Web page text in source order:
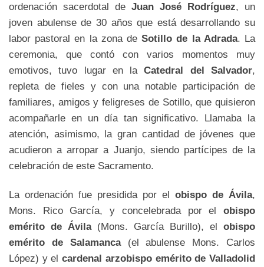
ordenación sacerdotal de Juan José Rodríguez, un
joven abulense de 30 años que está desarrollando su
labor pastoral en la zona deSotillo de la Adrada. La
ceremonia, que contó con varios momentos muy
emotivos, tuvo lugar en laCatedral del Salvador,
repleta de fieles y con una notable participación de
familiares, amigos y feligreses de Sotillo, que quisieron
acompañarle en un día tan significativo. Llamaba la
atención, asimismo, la gran cantidad de jóvenes que
acudieron a arropar a Juanjo, siendo partícipes de la
celebración de este Sacramento.
La ordenación fue presidida por el obispo de Ávila,
Mons. Rico García, y concelebrada por el obispo
emérito de Ávila(Mons. García Burillo), el obispo
emérito de Salamanca(el abulense Mons. Carlos
López) y elcardenal arzobispo emérito de Valladolid